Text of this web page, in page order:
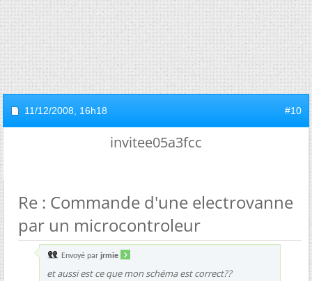
11/12/2008, 16h18 #10
invitee05a3fcc
Re : Commande d'une electrovanne
par un microcontroleur
Envoyé par jrmie
et aussi est ce que mon schéma est correct??